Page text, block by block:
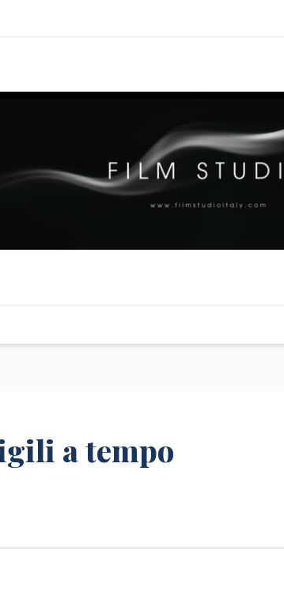
a tempo